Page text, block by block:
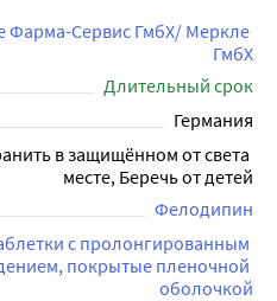
Фарма-Сервис ГмбХ/ Меркле
ГмбХ
Длительный срок
Германия
в защищённом от света
месте, Беречь от детей
Фелодипин
с пролонгированным
покрытые пленочной
оболочкой